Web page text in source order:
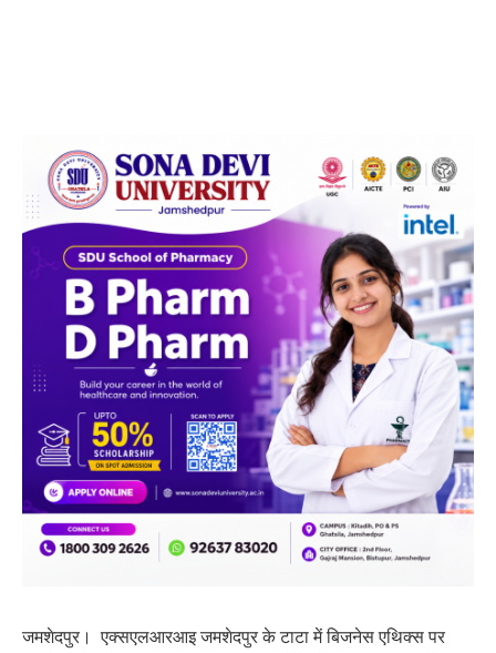
जमशेदपुर। एक्सएलआरआइ जमशेदपुर के टाटा में बिजनेस एथिक्स पर